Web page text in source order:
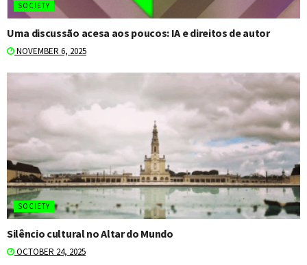
SOCIETY
Uma discussão acesa aos poucos: IA e direitos de autor
NOVEMBER 6, 2025
SOCIETY
Silêncio cultural no Altar do Mundo
OCTOBER 24, 2025